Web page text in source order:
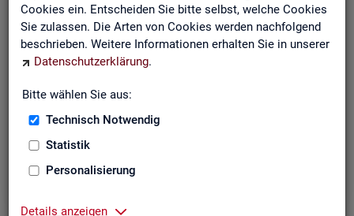
Cookies ein. Entscheiden Sie bitte selbst, welche Cookies
Sie zulassen. Die Arten von Cookies werden nachfolgend
beschrieben. Weitere Informationen erhalten Sie in unserer
Datenschutzerklärung.
Bitte wählen Sie aus:
Technisch Notwendig
Statistik
Personalisierung
Details anzeigen
Der Bericht gibt einen Überblick über die aktuelle
Entwicklung am Arbeits- und Ausbildungsmarkt in